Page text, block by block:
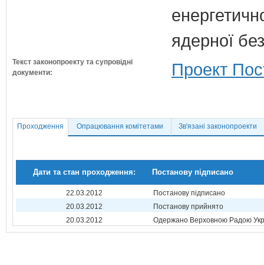
ядерної
Текст законопроекту та супровідні
документи:
Проект
Проходження Опрацювання комітетами Зв'язані законопроекти
Дати та стан проходження: Постанову підписано
22.03.2012
Постанову підписано
20.03.2012
Постанову прийнято
20.03.2012
Одержано Верховною Радою